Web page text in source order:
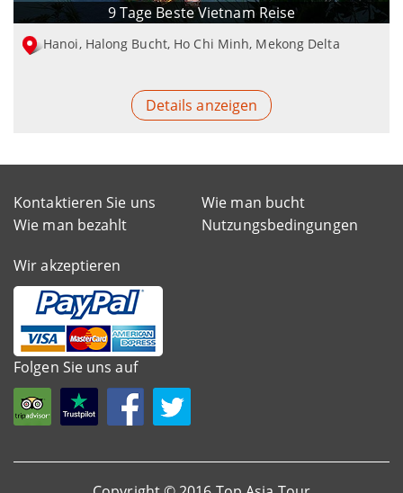
9 Tage Beste Vietnam Reise
Hanoi, Halong Bucht, Ho Chi Minh, Mekong Delta
Details anzeigen
Kontaktieren Sie uns
Wie man bucht
Wie man bezahlt
Nutzungsbedingungen
Wir akzeptieren
Folgen Sie uns auf